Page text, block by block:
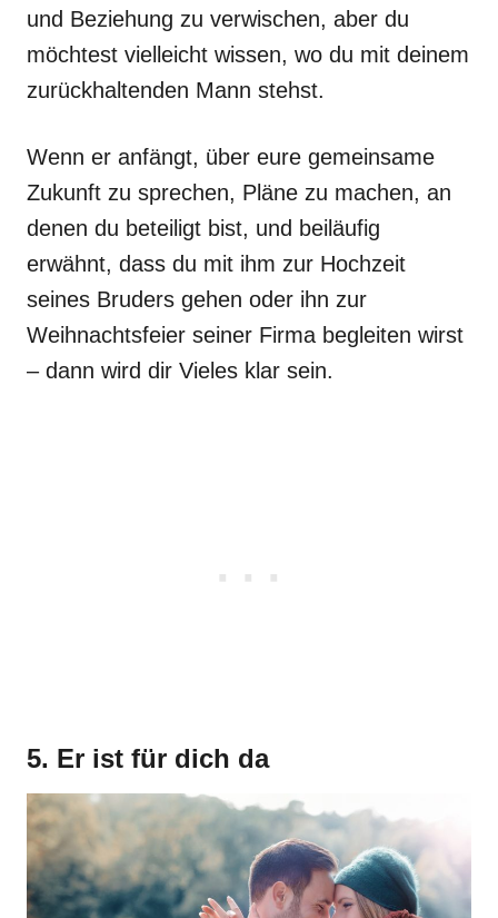
und Beziehung zu verwischen, aber du
möchtest vielleicht wissen, wo du mit deinem
zurückhaltenden Mann stehst.
Wenn er anfängt, über eure gemeinsame
Zukunft zu sprechen, Pläne zu machen, an
denen du beteiligt bist, und beiläufig
erwähnt, dass du mit ihm zur Hochzeit
seines Bruders gehen oder ihn zur
Weihnachtsfeier seiner Firma begleiten wirst
– dann wird dir Vieles klar sein.
5. Er ist für dich da